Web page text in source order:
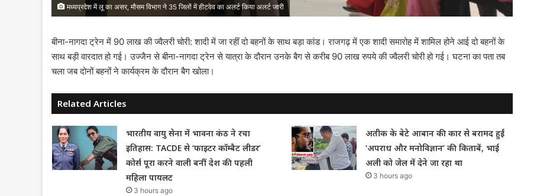
मध्यप्रदेश में लू का असर, मौसम विभाग ने 35 जिलों में हीटवेव का अलर्ट किया अलर्ट जारी
बीना-नागदा ट्रेन में 90 लाख की ज्वैलरी चोरी: शादी में जा रहीं दो बहनों के साथ बड़ा कांड। राजगढ़ में एक शादी समारोह में शामिल होने आई दो बहनों के
साथ बड़ी वारदात हो गई। उज्जैन से बीना-नागदा ट्रेन से यात्रा के दौरान उनके बैग से करीब 90 लाख रुपये की ज्वैलरी चोरी हो गई। घटना का पता तब
चला जब दोनों बहनों ने कार्यक्रम के दौरान बैग खोला।
Related Articles
भारतीय वायु सेना में भावना कंठ ने रचा
इतिहास: TACDE से ‘फाइटर कॉम्बैट लीडर’
कोर्स पूरा करने वाली बनीं देश की पहली
महिला पायलट
3 hours ago
अतीक के बेटे आबान की कार से बरामद हुईं
‘अपराध और मनोविज्ञान’ की किताबें, भाई
अली को जेल में देने जा रहा था
3 hours ago